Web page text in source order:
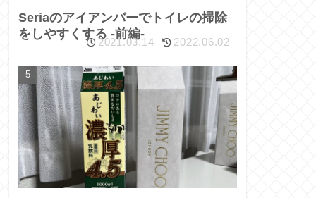
Seriaのアイアンバーでトイレの掃除
をしやすくする -前編-
2021.03.14 2022.06.02